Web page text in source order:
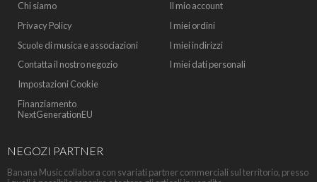
Chi siamo
Privacy Policy
Scuole di musica e associazioni
Contatta il nostro negozio
Impostazioni Cookie
Finanziamento
NextGenerationEU
Il mio account
I miei ordini
I miei indirizzi
I miei dati personali
NEGOZI PARTNER
Banana Music collabora con svariati partner commerciali sul territorio, presso